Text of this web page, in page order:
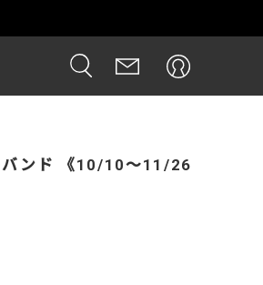
バンド 《10/10～11/26